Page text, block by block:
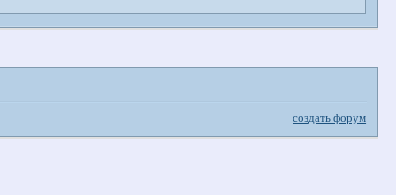
создать форум